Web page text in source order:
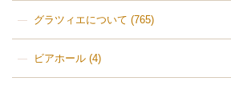
グラツィエについて (765)
ビアホール(4)